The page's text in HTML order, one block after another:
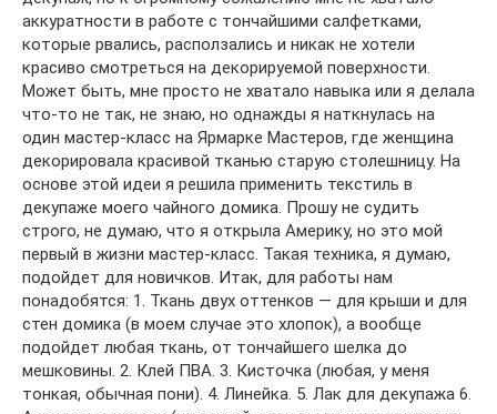
аккуратности в работе с тончайшими салфетками,
которые рвались, расползались и никак не хотели
красиво смотреться на декорируемой поверхности.
Может быть, мне просто не хватало навыка или я делала
что-то не так, не знаю, но однажды я наткнулась на
один мастер-класс на Ярмарке Мастеров, где женщина
декорировала красивой тканью старую столешницу. На
основе этой идеи я решила применить текстиль в
декупаже моего чайного домика. Прошу не судить
строго, не думаю, что я открыла Америку, но это мой
первый в жизни мастер-класс. Такая техника, я думаю,
подойдет для новичков. Итак, для работы нам
понадобятся: 1. Ткань двух оттенков — для крыши и для
стен домика (в моем случае это хлопок), а вообще
подойдет любая ткань, от тончайшего шелка до
мешковины. 2. Клей ПВА. 3. Кисточка (любая, у меня
тонкая, обычная пони). 4. Линейка. 5. Лак для декупажа 6.